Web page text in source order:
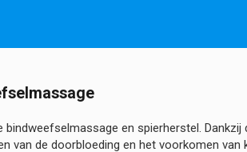
en spierherstel. Dankzij
van de doorbloeding en het voorkomen van